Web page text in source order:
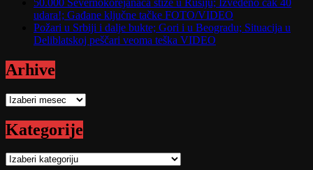
udara!; Gađane ključne tačke FOTO/VIDEO
Požari u Srbiji i dalje bukte; Gori i u Beogradu; Situacija u
Deliblatskoj peščari veoma teška VIDEO
Arhive
Arhive
Kategorije
Kategorije